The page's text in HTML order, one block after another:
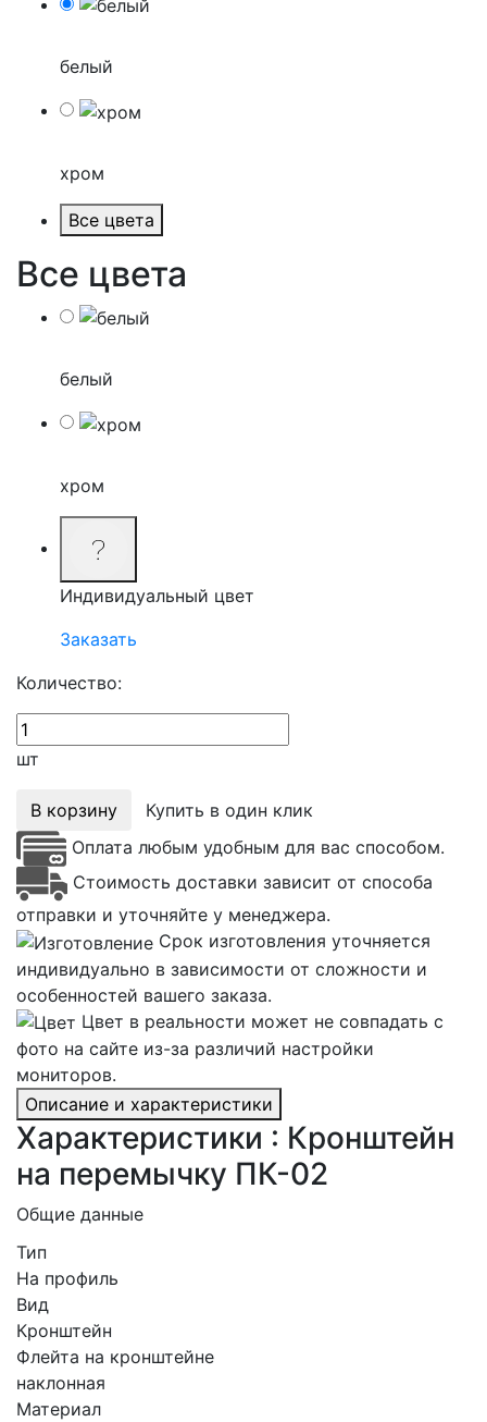
белый
хром
Все цвета
Все цвета
белый
хром
Индивидуальный цвет
Заказать
Количество:
шт
В корзину
Купить в один клик
Оплата любым удобным для вас способом.
Стоимость доставки зависит от способа
отправки и уточняйте у менеджера.
Срок изготовления уточняется
индивидуально в зависимости от сложности и
особенностей вашего заказа.
Цвет в реальности может не совпадать с
фото на сайте из-за различий настройки
мониторов.
Описание и характеристики
Характеристики : Кронштейн
на перемычку ПК-02
Общие данные
Тип
На профиль
Вид
Кронштейн
Флейта на кронштейне
наклонная
Материал